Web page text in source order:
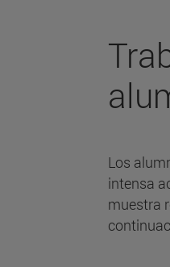
Los
intensa
muestra